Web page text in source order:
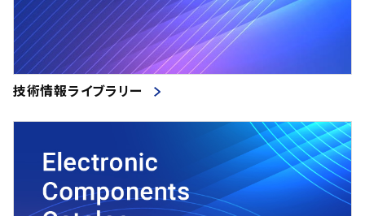
技術情報ライブラリー